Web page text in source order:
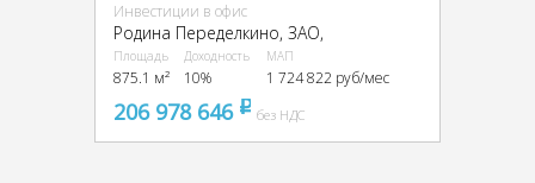
Инвестиции в офис
Родина Переделкино, ЗАО,
Площадь
875.1 м²
Доходность
10%
МАП
1 724 822 руб/мес
206 978 646 pуббез НДС